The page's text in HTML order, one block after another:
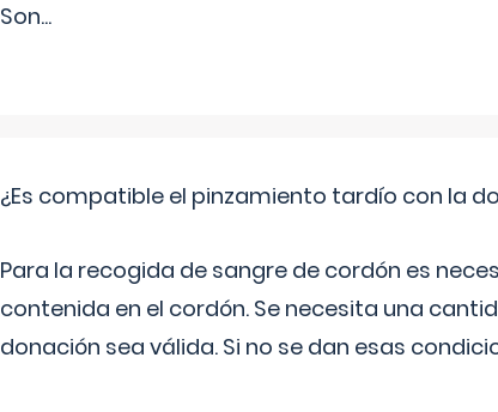
Son...
¿Es compatible el pinzamiento tardío con la
Para la recogida de sangre de cordón es
contenida en el cordón. Se necesita una
donación sea válida. Si no se dan esas